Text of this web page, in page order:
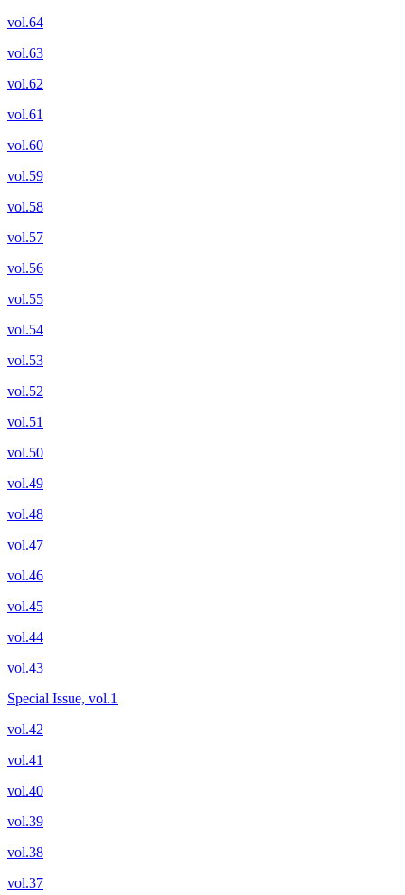
vol.64
vol.63
vol.62
vol.61
vol.60
vol.59
vol.58
vol.57
vol.56
vol.55
vol.54
vol.53
vol.52
vol.51
vol.50
vol.49
vol.48
vol.47
vol.46
vol.45
vol.44
vol.43
Special Issue, vol.1
vol.42
vol.41
vol.40
vol.39
vol.38
vol.37